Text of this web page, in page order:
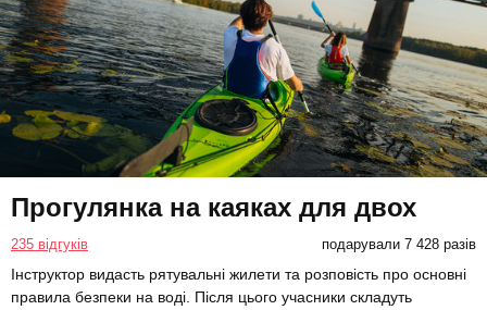
Прогулянка на каяках для двох
235 відгуків подарували 7 428 разів
Інструктор видасть рятувальні жилети та розповість про основні
правила безпеки на воді. Після цього учасники складуть